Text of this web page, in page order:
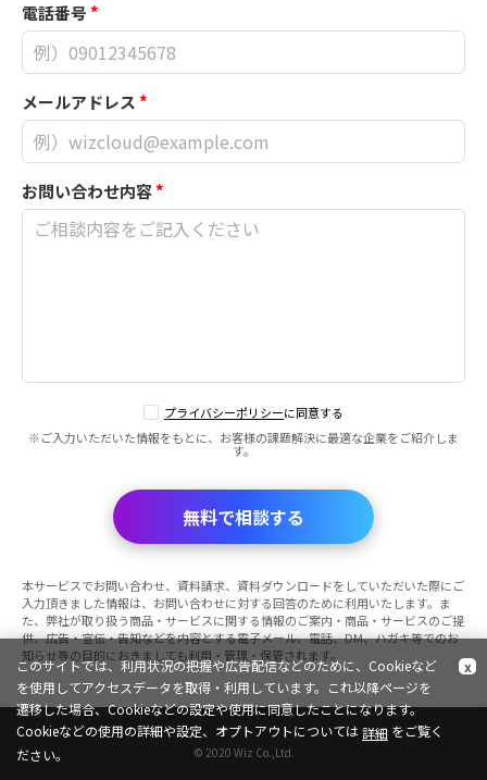
電話番号*
メールアドレス*
お問い合わせ内容*
プライバシーポリシーに同意する
※ご入力いただいた情報をもとに、お客様の課題解決に最適な企業をご紹介しま
す。
無料で相談する
本サービスでお問い合わせ、資料請求、資料ダウンロードをしていただいた際にご
入力頂きました情報は、お問い合わせに対する回答のために利用いたします。ま
た、弊社が取り扱う商品・サービスに関する情報のご案内・商品・サービスのご提
供、広告・宣伝・告知などを内容とする電子メール、電話、DM、ハガキ等でのお
知らせ等の目的におきましても利用・管理・保管されます。
© 2020 Wiz Co.,Ltd.
このサイトでは、利用状況の把握や広告配信などのために、Cookieなど
を使用してアクセスデータを取得・利用しています。これ以降ページを
遷移した場合、Cookieなどの設定や使用に同意したことになります。
Cookieなどの使用の詳細や設定、オプトアウトについては詳細
x
をご覧く
ださい。